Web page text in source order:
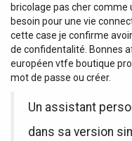
bricolage pas cher comme
besoin pour une vie
cette case je confirme
de confidentalité. Bonnes
européen vtfe boutique
mot de passe ou créer.
Un assistant
dans sa version